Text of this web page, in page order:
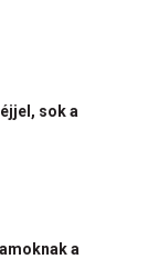
sok a
a